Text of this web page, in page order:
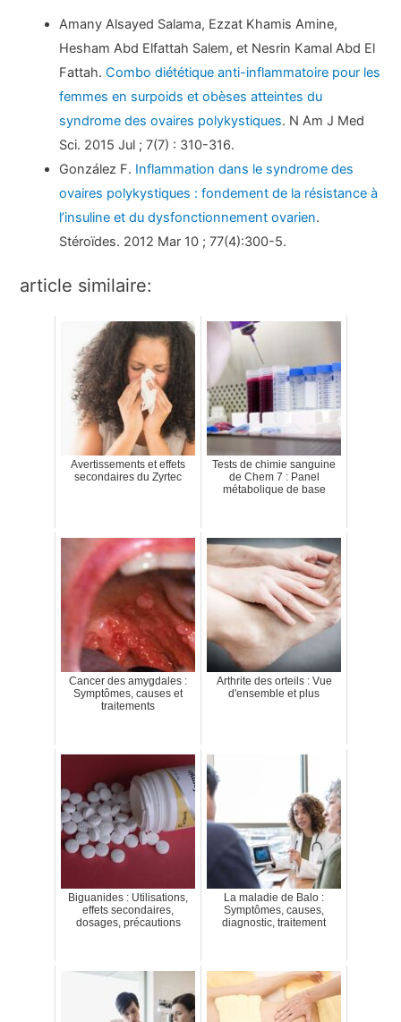
Amany Alsayed Salama, Ezzat Khamis Amine,
Hesham Abd Elfattah Salem, et Nesrin Kamal Abd El
Fattah.Combo diététique anti-inflammatoire pour les
femmes en surpoids et obèses atteintes du
syndrome des ovaires polykystiques. N Am J Med
Sci. 2015 Jul ; 7(7) : 310-316.
González F. Inflammation dans le syndrome des
ovaires polykystiques : fondement de la résistance à
l’insuline et du dysfonctionnement ovarien.
Stéroïdes. 2012 Mar 10 ; 77(4):300-5.
article similaire:
Avertissements et effets
secondaires du Zyrtec
Tests de chimie sanguine
de Chem 7 : Panel
métabolique de base
Cancer des amygdales :
Symptômes, causes et
traitements
Arthrite des orteils : Vue
d'ensemble et plus
Biguanides : Utilisations,
effets secondaires,
dosages, précautions
La maladie de Balo :
Symptômes, causes,
diagnostic, traitement